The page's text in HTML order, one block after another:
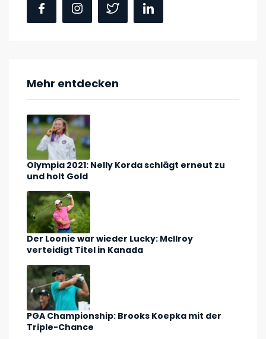
Mehr entdecken
Olympia 2021: Nelly Korda schlägt erneut zu
und holt Gold
Der Loonie war wieder Lucky: McIlroy
verteidigt Titel in Kanada
PGA Championship: Brooks Koepka mit der
Triple-Chance